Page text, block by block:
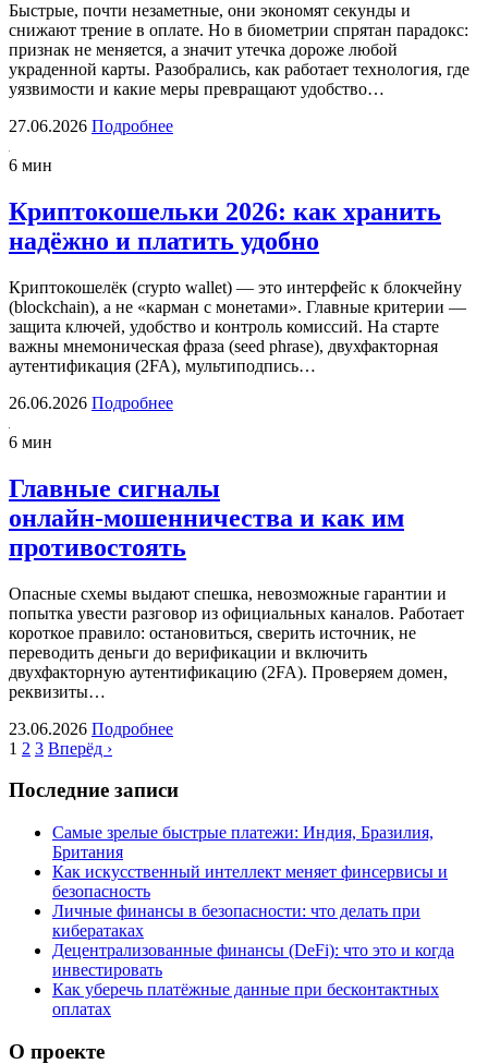
Быстрые, почти незаметные, они экономят секунды и
снижают трение в оплате. Но в биометрии спрятан парадокс:
признак не меняется, а значит утечка дороже любой
украденной карты. Разобрались, как работает технология, где
уязвимости и какие меры превращают удобство…
27.06.2026 Подробнее
6 мин
Криптокошельки 2026: как хранить
надёжно и платить удобно
Криптокошелёк (crypto wallet) — это интерфейс к блокчейну
(blockchain), а не «карман с монетами». Главные критерии —
защита ключей, удобство и контроль комиссий. На старте
важны мнемоническая фраза (seed phrase), двухфакторная
аутентификация (2FA), мультиподпись…
26.06.2026 Подробнее
6 мин
Главные сигналы
онлайн‑мошенничества и как им
противостоять
Опасные схемы выдают спешка, невозможные гарантии и
попытка увести разговор из официальных каналов. Работает
короткое правило: остановиться, сверить источник, не
переводить деньги до верификации и включить
двухфакторную аутентификацию (2FA). Проверяем домен,
реквизиты…
23.06.2026 Подробнее
1 2 3 Вперёд ›
Последние записи
Самые зрелые быстрые платежи: Индия, Бразилия,
Британия
Как искусственный интеллект меняет финсервисы и
безопасность
Личные финансы в безопасности: что делать при
кибератаках
Децентрализованные финансы (DeFi): что это и когда
инвестировать
Как уберечь платёжные данные при бесконтактных
оплатах
О проекте